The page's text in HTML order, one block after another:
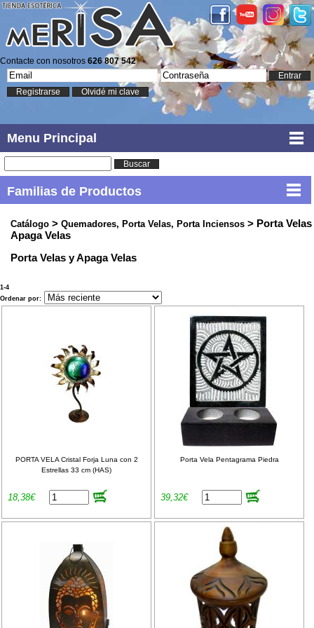
Contacte con nosotros 626 807 542
Entrar
Registrarse
Olvidé mi clave
Menu Principal
Buscar
Familias de Productos
Catálogo > Quemadores, Porta Velas, Porta Inciensos > Porta Velas
Apaga Velas
Porta Velas y Apaga Velas
1-4
Ordenar por:
PORTA VELA Cristal Forja Luna con 2
Estrellas 33 cm (HAS)
18,38€
Porta Vela Pentagrama Piedra
39,32€